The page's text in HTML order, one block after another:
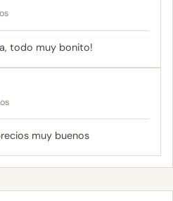
todo muy bonito!
muy buenos